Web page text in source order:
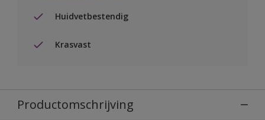
Huidvetbestendig
Krasvast
Productomschrijving